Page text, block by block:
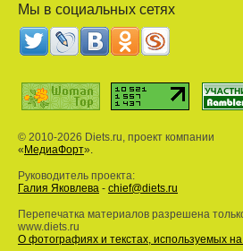
Мы в социальных сетях
© 2010-2026 Diets.ru, проект компании
«МедиаФорт».
Руководитель проекта:
Галия Яковлева - chief@diets.ru
Перепечатка материалов разрешена
www.diets.ru
О фотографиях и текстах, используемых на